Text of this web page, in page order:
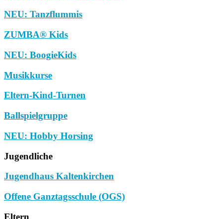
NEU: Tanzflummis
ZUMBA® Kids
NEU: BoogieKids
Musikkurse
Eltern-Kind-Turnen
Ballspielgruppe
NEU: Hobby Horsing
Jugendliche
Jugendhaus Kaltenkirchen
Offene Ganztagsschule (OGS)
Eltern